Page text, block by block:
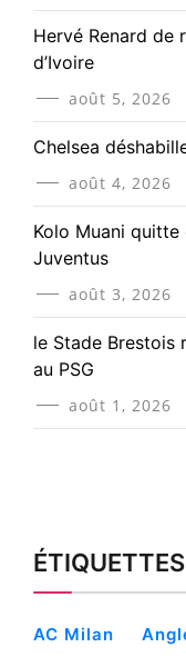
Hervé Renard de
d’Ivoire
août 5, 2026
Chelsea
août 4, 2026
Kolo Muani
Juventus
août 3, 2026
le Stade Brestois
au PSG
août 1, 2026
ÉTIQUETTES
AC Milan